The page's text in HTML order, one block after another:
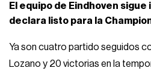
El equipo de Eindhoven
declara listo para la
Ya son cuatro partido seguidos
Lozano y 20 victorias en la